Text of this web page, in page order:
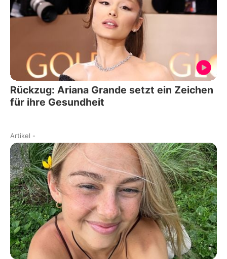
Rückzug: Ariana Grande setzt ein Zeichen
für ihre Gesundheit
Artikel -